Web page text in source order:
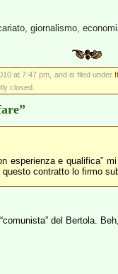
giornalismo,
at 7:47 pm, and is filed under
closed.
esperienza e qualifica”
contratto lo firmo
del Bertola.